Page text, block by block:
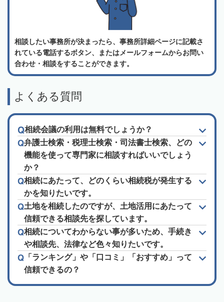
相談したい事務所が決まったら、事務所詳細ページに記載さ
れている電話するボタン、またはメールフォームからお問い
合わせ・相談をすることができます。
よくある質問
相続会議の利用は無料でしょうか？
弁護士検索・税理士検索・司法書士検索、どの
機能を使って専門家に相談すればいいでしょう
か？
相続にあたって、どのくらい相続税が発生する
かを知りたいです。
土地を相続したのですが、土地活用にあたって
信頼できる相談先を探しています。
相続についてわからない事が多いため、手続き
や相談先、法律など色々知りたいです。
「ランキング」や「口コミ」「おすすめ」って
信頼できるの？